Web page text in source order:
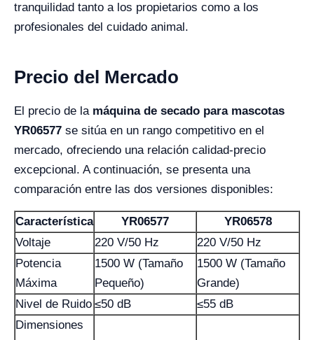
tranquilidad tanto a los propietarios como a los
profesionales del cuidado animal.
Precio del Mercado
El precio de la máquina de secado para mascotas
YR06577 se sitúa en un rango competitivo en el
mercado, ofreciendo una relación calidad-precio
excepcional. A continuación, se presenta una
comparación entre las dos versiones disponibles:
Característica YR06577
YR06578
Voltaje
220 V/50 Hz
220 V/50 Hz
Potencia
Máxima
1500 W (Tamaño
Pequeño)
1500 W (Tamaño
Grande)
Nivel de Ruido ≤50 dB
≤55 dB
Dimensiones